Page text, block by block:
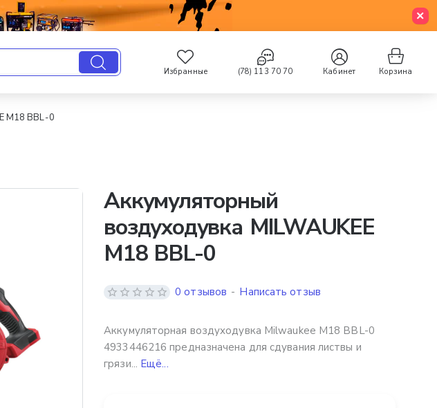
Избранные (78) 113 70 70 Кабинет Корзина
М18 BBL-0
Аккумуляторный
воздуходувка MILWAUKEE
М18 BBL-0
Аккумуляторная воздуходувка Milwaukee М18 BBL-0
4933446216 предназначена для сдувания листвы и
грязи... Ещё...
0 отзывов - Написать отзыв